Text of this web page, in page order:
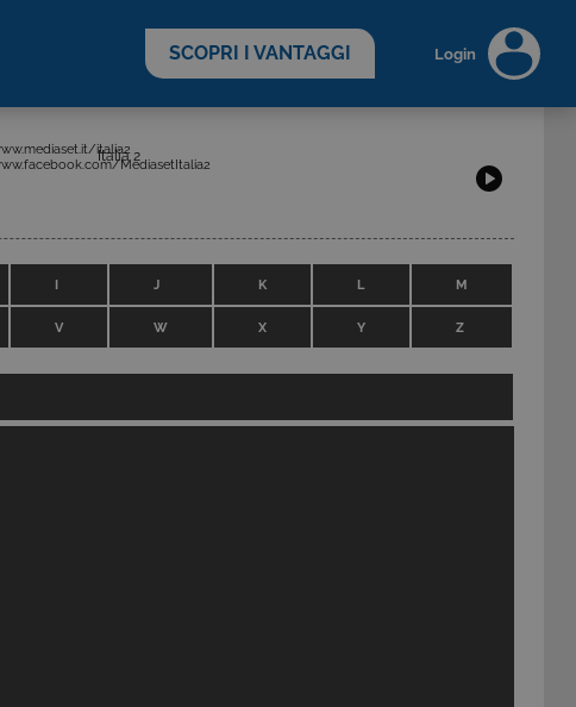
SCOPRI I VANTAGGI Login
Italia 2
italia2
MediasetItalia2
I J K L M
V W X Y Z